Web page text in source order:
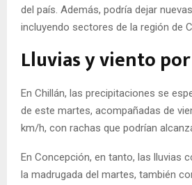
del país. Además, podría dejar
incluyendo sectores de la región de
Lluvias y viento
En Chillán, las precipitaciones se
de este martes, acompañadas de
km/h, con rachas que podrían
En Concepción, en tanto, las lluvias
la madrugada del martes, también